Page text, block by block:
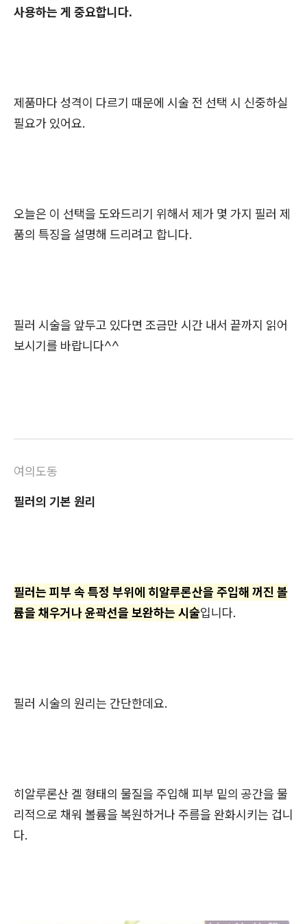
사용하는 게 중요합니다.
제품마다 성격이 다르기 때문에 시술 전 선택 시 신중하실
필요가 있어요.
오늘은 이 선택을 도와드리기 위해서 제가 몇 가지 필러 제
품의 특징을 설명해 드리려고 합니다.
필러 시술을 앞두고 있다면 조금만 시간 내서 끝까지 읽어
보시기를 바랍니다^^
여의도동
필러의 기본 원리
필러는 피부 속 특정 부위에 히알루론산을 주입해 꺼진 볼
륨을 채우거나 윤곽선을 보완하는 시술입니다.
필러 시술의 원리는 간단한데요.
히알루론산 겔 형태의 물질을 주입해 피부 밑의 공간을 물
리적으로 채워 볼륨을 복원하거나 주름을 완화시키는 겁니
다.